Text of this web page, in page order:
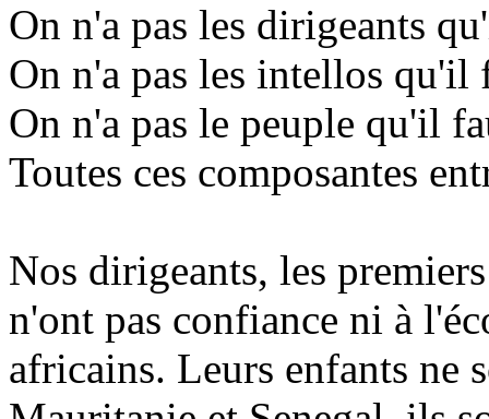
On n'a pas les dirigeants
On n'a pas les intellos qu'il
On n'a pas le peuple qu'il
Toutes ces composantes
Nos dirigeants, les
n'ont pas confiance ni à
africains. Leurs enfants ne